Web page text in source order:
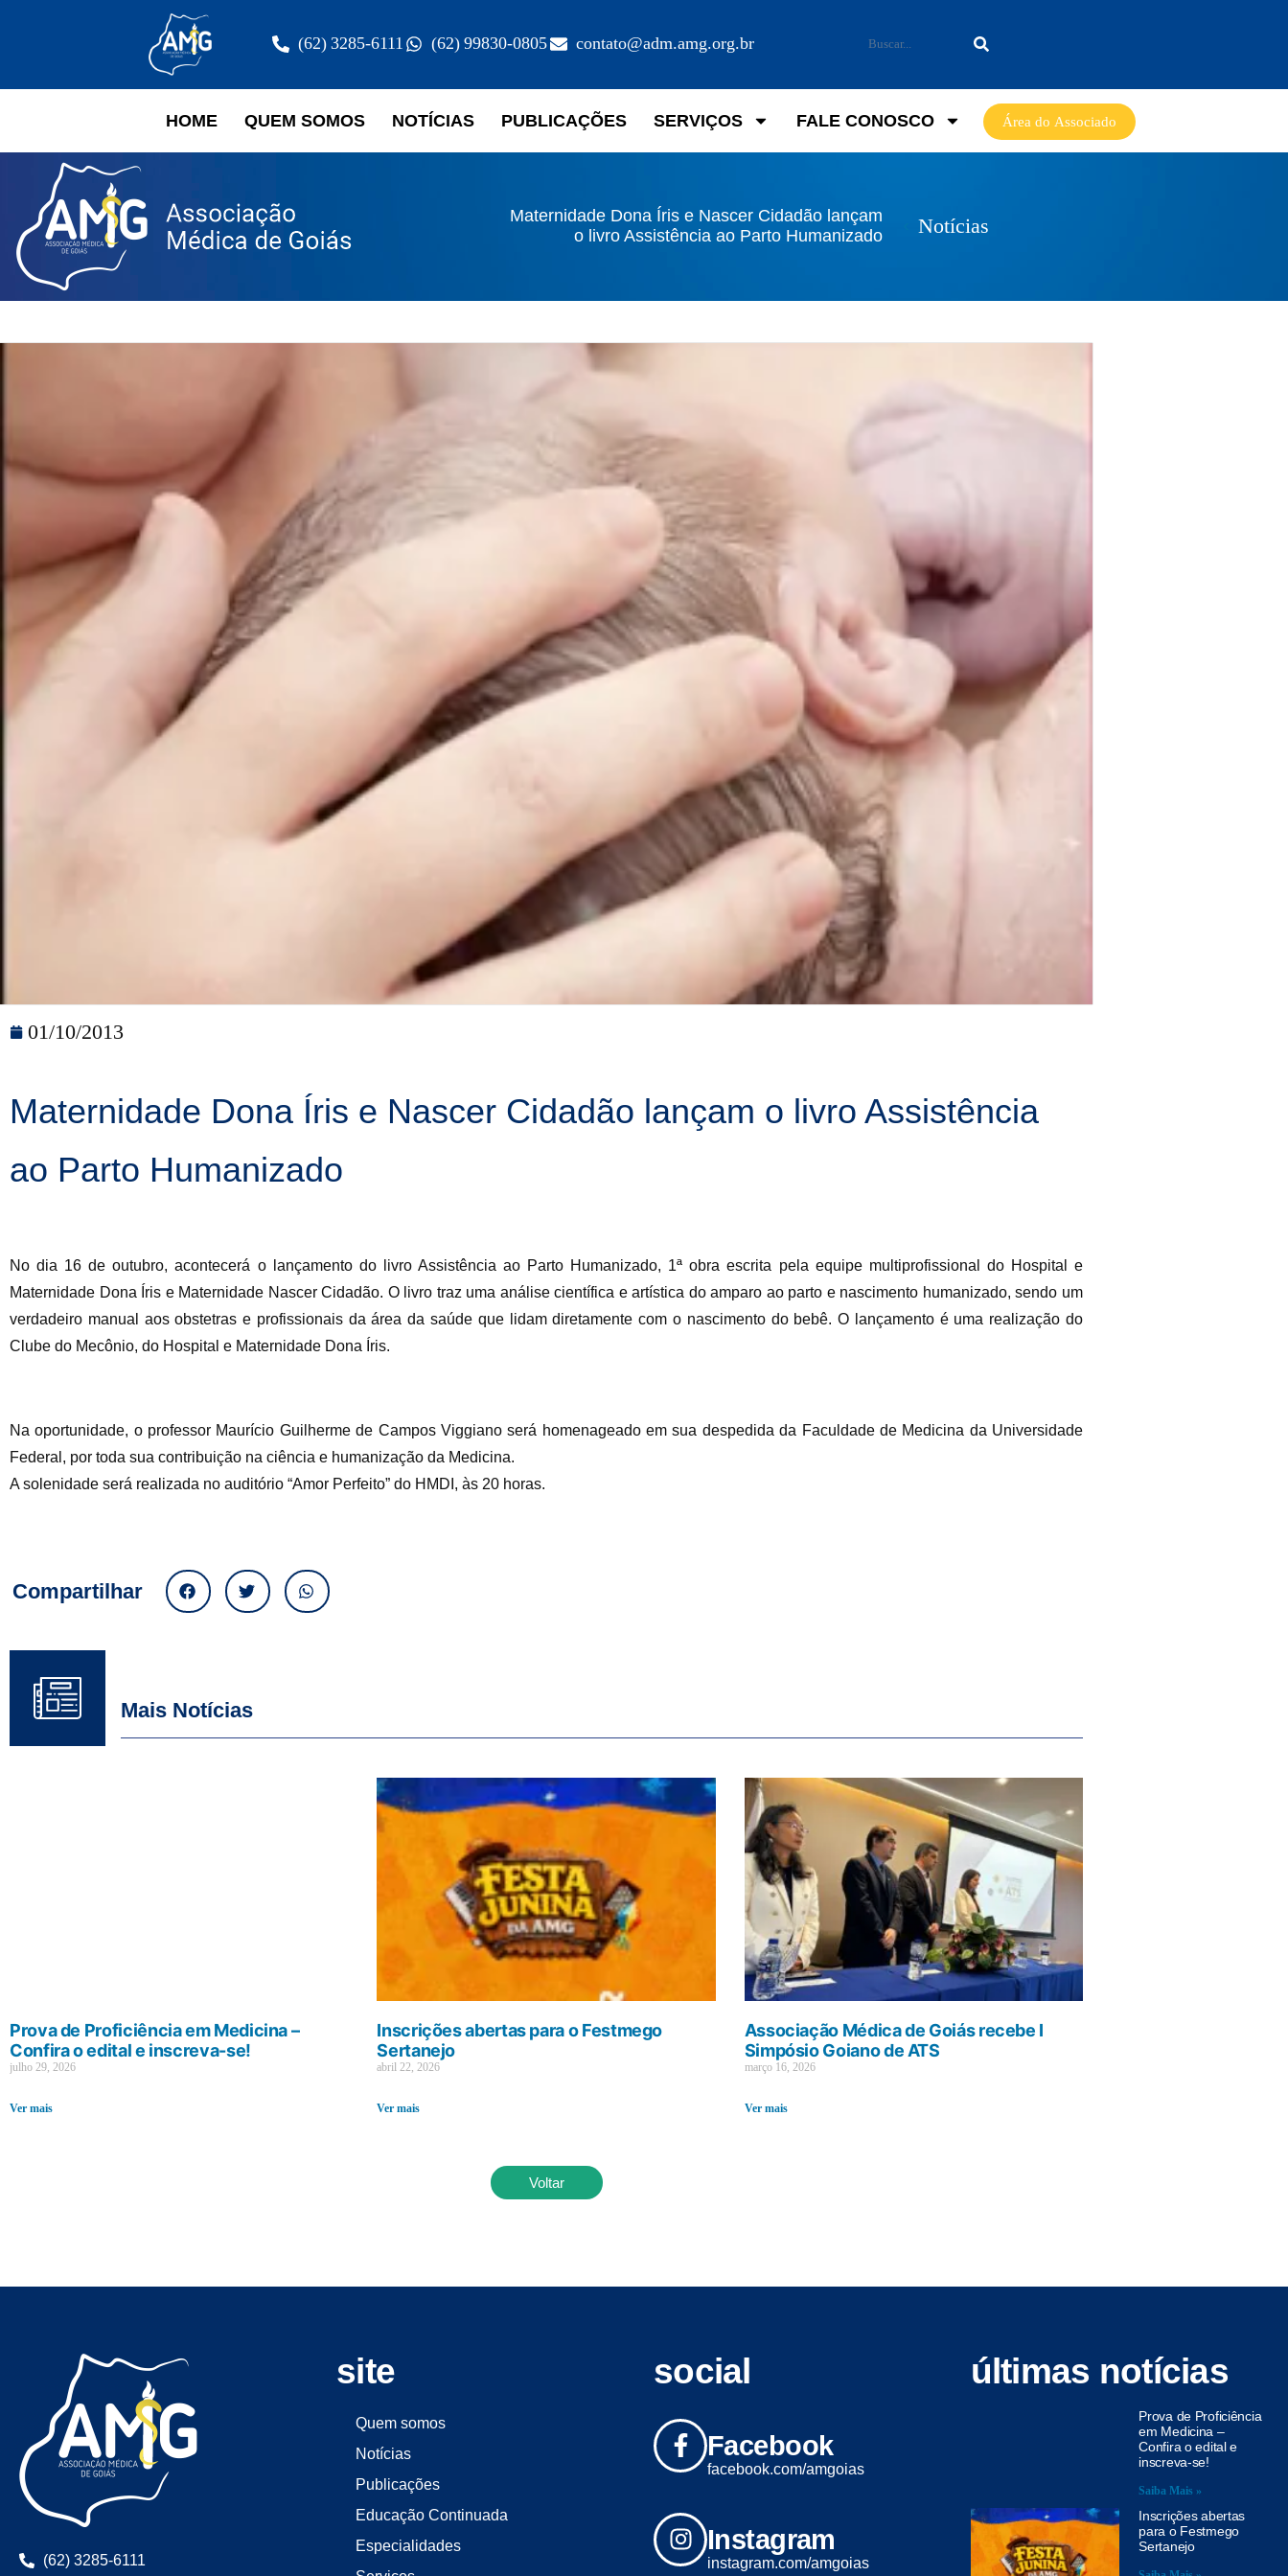
(62) 3285-6111 (62) 99830-0805 contato@adm.amg.org.br
HOME QUEM SOMOS NOTÍCIAS PUBLICAÇÕES SERVIÇOS FALE CONOSCO Área do Associado
Maternidade Dona Íris e Nascer Cidadão lançam
o livro Assistência ao Parto Humanizado
Notícias
01/10/2013
Maternidade Dona Íris e Nascer Cidadão lançam o livro Assistência
ao Parto Humanizado
No dia 16 de outubro, acontecerá o lançamento do livro Assistência ao Parto Humanizado, 1ª obra escrita pela equipe multiprofissional do Hospital e
Maternidade Dona Íris e Maternidade Nascer Cidadão. O livro traz uma análise científica e artística do amparo ao parto e nascimento humanizado, sendo um
verdadeiro manual aos obstetras e profissionais da área da saúde que lidam diretamente com o nascimento do bebê. O lançamento é uma realização do
Clube do Mecônio, do Hospital e Maternidade Dona Íris.
Na oportunidade, o professor Maurício Guilherme de Campos Viggiano será homenageado em sua despedida da Faculdade de Medicina da Universidade
Federal, por toda sua contribuição na ciência e humanização da Medicina.
A solenidade será realizada no auditório “Amor Perfeito” do HMDI, às 20 horas.
Compartilhar
Mais Notícias
Prova de Proficiência em Medicina –
Confira o edital e inscreva-se!
julho 29, 2026
Ver mais
Inscrições abertas para o Festmego
Sertanejo
abril 22, 2026
Ver mais
Associação Médica de Goiás recebe I
Simpósio Goiano de ATS
março 16, 2026
Ver mais
Voltar
(62) 3285-6111
site
Quem somos
Notícias
Publicações
Educação Continuada
Especialidades
social
Facebook
facebook.com/amgoias
Instagram
instagram.com/amgoias
últimas notícias
Prova de Proficiência
em Medicina –
Confira o edital e
inscreva-se!
Saiba Mais »
Inscrições abertas
para o Festmego
Sertanejo